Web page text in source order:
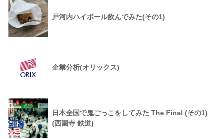
戸河内ハイボール飲んでみた(その1)
企業分析(オリックス)
日本全国で鬼ごっこをしてみた The Final (その1)
(西園寺 鉄道)